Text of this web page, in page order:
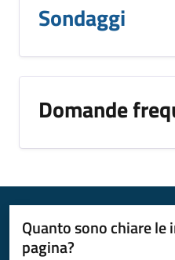
Sondaggi
Domande
Quanto sono chiare
pagina?